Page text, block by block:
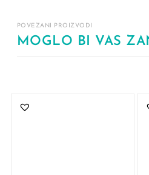
POVEZANI PROIZVODI
MOGLO BI VAS